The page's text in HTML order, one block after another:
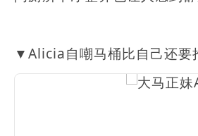
▼Alicia自嘲马桶比自己还要